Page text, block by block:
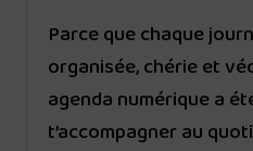
Parce que chaque
organisée, chérie et
agenda numérique a
t’accompagner au